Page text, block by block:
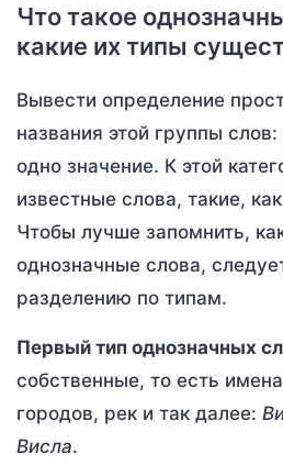
Что такое
какие их типы
Вывести определение
названия этой группы
одно значение. К этой
известные слова, такие,
Чтобы лучше запомнить,
однозначные слова,
разделению по типам.
Первый тип однозначных
собственные, то есть
городов, рек и так далее:
Висла.